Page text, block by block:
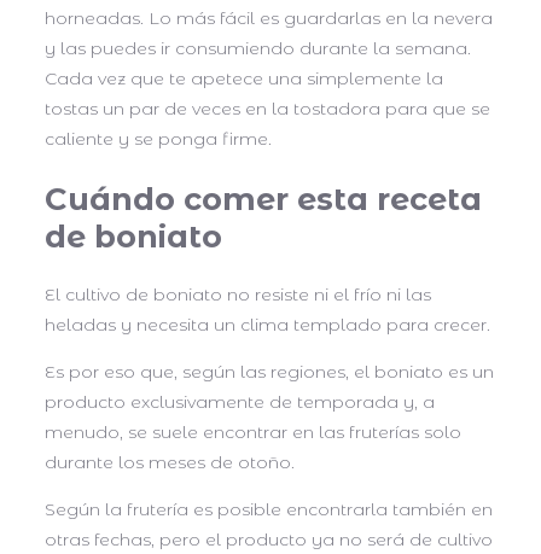
horneadas. Lo más fácil es guardarlas en la nevera
y las puedes ir consumiendo durante la semana.
Cada vez que te apetece una simplemente la
tostas un par de veces en la tostadora para que se
caliente y se ponga firme.
Cuándo comer esta receta
de boniato
El cultivo de boniato no resiste ni el frío ni las
heladas y necesita un clima templado para crecer.
Es por eso que, según las regiones, el boniato es un
producto exclusivamente de temporada y, a
menudo, se suele encontrar en las fruterías solo
durante los meses de otoño.
Según la frutería es posible encontrarla también en
otras fechas, pero el producto ya no será de cultivo